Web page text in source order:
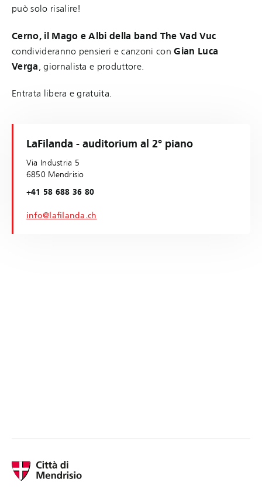
può solo risalire!
Cerno, il Mago e Albi della band The Vad Vuc
condivideranno pensieri e canzoni conGian Luca
Verga , giornalista e produttore.
Entrata libera e gratuita.
LaFilanda - auditorium al 2° piano
Via Industria 5
6850 Mendrisio
+41 58 688 36 80
info@lafilanda.ch